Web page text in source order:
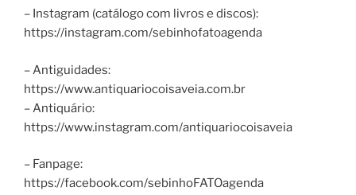
– Instagram (catálogo com livros e discos):
https://instagram.com/sebinhofatoagenda
– Antiguidades:
https://www.antiquariocoisaveia.com.br
– Antiquário:
https://www.instagram.com/antiquariocoisaveia
– Fanpage:
https://facebook.com/sebinhoFATOagenda